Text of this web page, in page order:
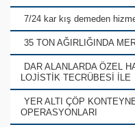
7/24 kar kış demeden
35 TON AĞIRLIĞINDA
DAR ALANLARDA ÖZEL
LOJİSTİK TECRÜBESİ İLE
YER ALTI ÇÖP
OPERASYONLARI